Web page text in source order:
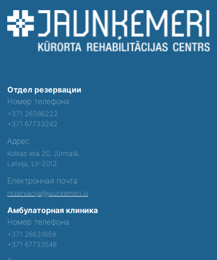
Отдел резервации
Номер телефона:
+371 26386222
+371 67733242
Адрес:
Kolkas iela 20, Jūrmalā,
Latvija, LV-2012
Електронная почта:
rezervacija@jaunkemeri.lv
Амбулаторная клиника
Номер телефона:
+371 26631659
+371 67733548